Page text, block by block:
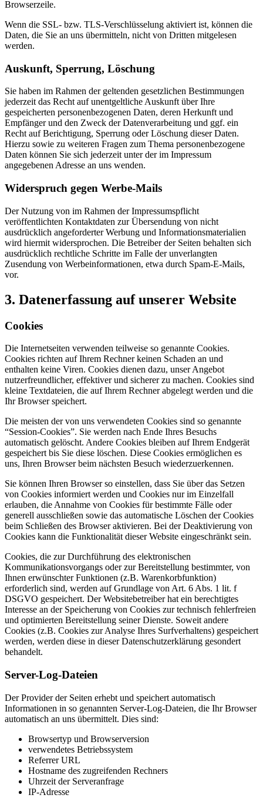
Browserzeile.
Wenn die SSL- bzw. TLS-Verschlüsselung aktiviert ist, können die
Daten, die Sie an uns übermitteln, nicht von Dritten mitgelesen
werden.
Auskunft, Sperrung, Löschung
Sie haben im Rahmen der geltenden gesetzlichen Bestimmungen
jederzeit das Recht auf unentgeltliche Auskunft über Ihre
gespeicherten personenbezogenen Daten, deren Herkunft und
Empfänger und den Zweck der Datenverarbeitung und ggf. ein
Recht auf Berichtigung, Sperrung oder Löschung dieser Daten.
Hierzu sowie zu weiteren Fragen zum Thema personenbezogene
Daten können Sie sich jederzeit unter der im Impressum
angegebenen Adresse an uns wenden.
Widerspruch gegen Werbe-Mails
Der Nutzung von im Rahmen der Impressumspflicht
veröffentlichten Kontaktdaten zur Übersendung von nicht
ausdrücklich angeforderter Werbung und Informationsmaterialien
wird hiermit widersprochen. Die Betreiber der Seiten behalten sich
ausdrücklich rechtliche Schritte im Falle der unverlangten
Zusendung von Werbeinformationen, etwa durch Spam-E-Mails,
vor.
3. Datenerfassung auf unserer Website
Cookies
Die Internetseiten verwenden teilweise so genannte Cookies.
Cookies richten auf Ihrem Rechner keinen Schaden an und
enthalten keine Viren. Cookies dienen dazu, unser Angebot
nutzerfreundlicher, effektiver und sicherer zu machen. Cookies sind
kleine Textdateien, die auf Ihrem Rechner abgelegt werden und die
Ihr Browser speichert.
Die meisten der von uns verwendeten Cookies sind so genannte
“Session-Cookies”. Sie werden nach Ende Ihres Besuchs
automatisch gelöscht. Andere Cookies bleiben auf Ihrem Endgerät
gespeichert bis Sie diese löschen. Diese Cookies ermöglichen es
uns, Ihren Browser beim nächsten Besuch wiederzuerkennen.
Sie können Ihren Browser so einstellen, dass Sie über das Setzen
von Cookies informiert werden und Cookies nur im Einzelfall
erlauben, die Annahme von Cookies für bestimmte Fälle oder
generell ausschließen sowie das automatische Löschen der Cookies
beim Schließen des Browser aktivieren. Bei der Deaktivierung von
Cookies kann die Funktionalität dieser Website eingeschränkt sein.
Cookies, die zur Durchführung des elektronischen
Kommunikationsvorgangs oder zur Bereitstellung bestimmter, von
Ihnen erwünschter Funktionen (z.B. Warenkorbfunktion)
erforderlich sind, werden auf Grundlage von Art. 6 Abs. 1 lit. f
DSGVO gespeichert. Der Websitebetreiber hat ein berechtigtes
Interesse an der Speicherung von Cookies zur technisch fehlerfreien
und optimierten Bereitstellung seiner Dienste. Soweit andere
Cookies (z.B. Cookies zur Analyse Ihres Surfverhaltens) gespeichert
werden, werden diese in dieser Datenschutzerklärung gesondert
behandelt.
Server-Log-Dateien
Der Provider der Seiten erhebt und speichert automatisch
Informationen in so genannten Server-Log-Dateien, die Ihr Browser
automatisch an uns übermittelt. Dies sind:
Browsertyp und Browserversion
verwendetes Betriebssystem
Referrer URL
Hostname des zugreifenden Rechners
Uhrzeit der Serveranfrage
IP-Adresse